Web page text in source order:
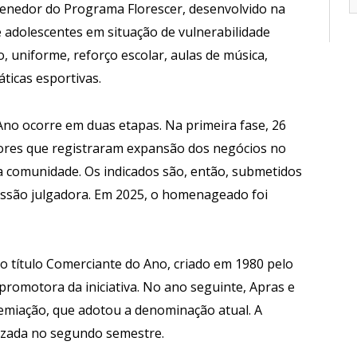
do Programa Florescer, desenvolvido na
em situação de vulnerabilidade
uniforme, reforço escolar, aulas de música,
esportivas.
ocorre em duas etapas. Na primeira fase, 26
que registraram expansão dos negócios no
Os indicados são, então, submetidos
julgadora. Em 2025, o homenageado foi
título Comerciante do Ano, criado em 1980 pelo
da iniciativa. No ano seguinte, Apras e
que adotou a denominação atual. A
no segundo semestre.